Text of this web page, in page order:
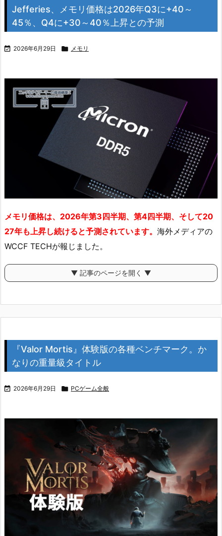
Jefferies、メモリ価格は2026年Q3に+40～
45％、Q4に+30～40％上昇との予測
 2026年6月29日  メモリ
メモリ価格は、2026年第3四半期、第4四半期、そして20
27年も上昇し続けると予測されています。 海外メディアの
WCCF TECHが報じました。
▼ 記事のページを開く ▼
『Valor Mortis』体験版の各種ベンチマーク。か
なりの重量級タイトル
 2026年6月29日  PCゲーム全般